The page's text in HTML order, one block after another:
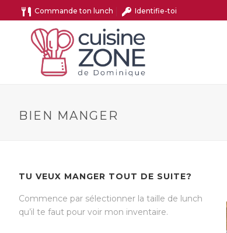
Commande ton lunch Identifie-toi
BIEN MANGER
TU VEUX MANGER TOUT DE SUITE?
Commence par sélectionner la taille de lunch
qu’il te faut pour voir mon inventaire.